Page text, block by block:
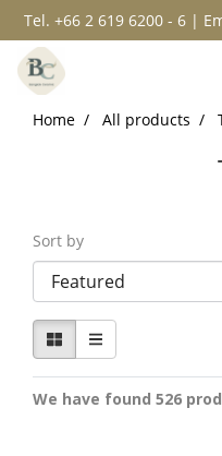
Tel. +66 2 619 6200 - 6 |
Home All products
Sort by
We have found 526